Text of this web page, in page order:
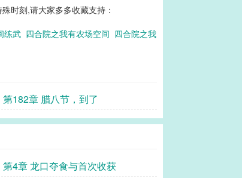
时刻,请大家多多收藏支持：
练武 四合院之我有农场空间 四合院之我
第182章 腊八节，到了
第4章 龙口夺食与首次收获